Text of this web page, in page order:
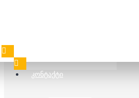
ᲙᲝᲜᲢᲐᲥᲢᲘ
35.00 ₾